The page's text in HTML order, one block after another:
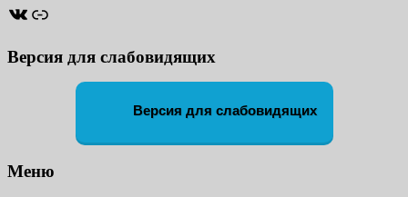
ВКонтакте
Ссылка
Версия для слабовидящих
Версия для слабовидящих
Меню